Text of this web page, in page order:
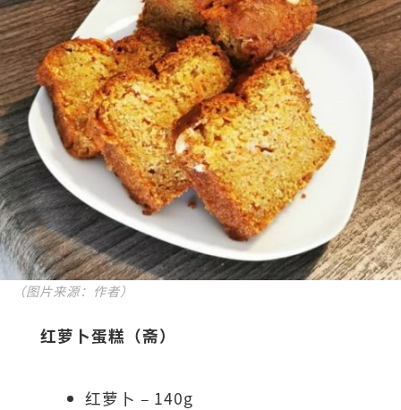
（图片来源：作者）
红萝卜蛋糕（斋）
红萝卜 – 140g